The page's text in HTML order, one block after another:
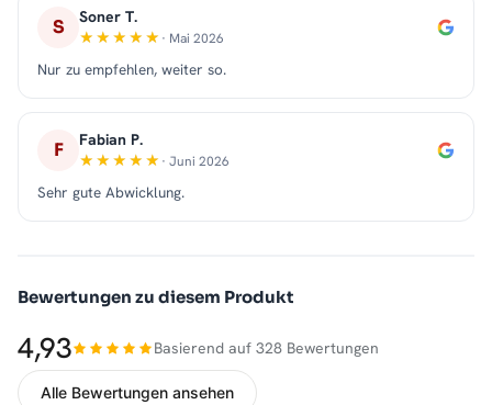
S Soner T.
· Mai 2026
Nur zu empfehlen, weiter so.
F Fabian P.
· Juni 2026
Sehr gute Abwicklung.
Bewertungen zu diesem Produkt
4,93 Basierend auf 328 Bewertungen
Alle Bewertungen ansehen